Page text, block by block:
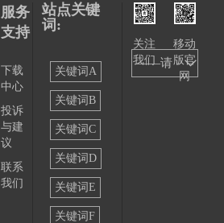
服务
支持
下载
中心
投诉
与建
议
联系
我们
站点关键
词:
关键词A
关键词B
关键词C
关键词D
关键词E
关键词F
关注
我们
移动
版官
网
——请